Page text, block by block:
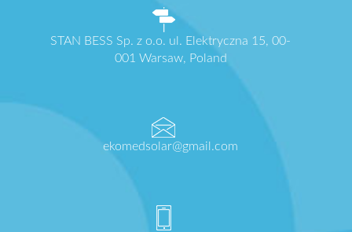
STAN BESS Sp. z o.o. ul. Elektryczna 15, 00-
001 Warsaw, Poland
ekomedsolar@gmail.com